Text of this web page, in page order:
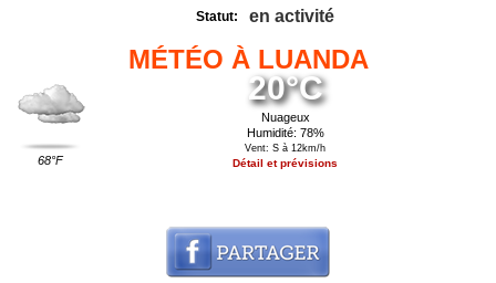
Statut: en activité
MÉTÉO À LUANDA
68°F
20°C
Nuageux
Humidité: 78%
Vent: S à 12km/h
Détail et prévisions